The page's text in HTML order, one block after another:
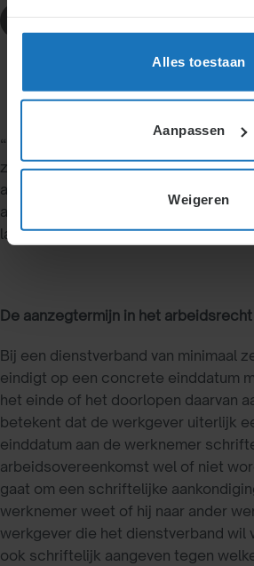
Alles toestaan
Aanpassen
Weigeren
Definitie
“Vóór deze termijn dient een
zijn werknemer bekend te maken of
arbeidsovereenkomst niet of juist
aanzegtermijn voorkomt dat de
laatste week van zijn contract
De aanzegtermijn in het arbeidsrecht
Bij een dienstverband van minimaal
eindigt op een concrete einddatum
het einde of het doorlopen daarvan
betekent dat de werkgever uiterlijk
einddatum aan de werknemer
arbeidsovereenkomst wel of niet
gaat om een schriftelijke
werknemer weet of hij naar ander
werkgever die het dienstverband wil
ook schriftelijk aangeven tegen